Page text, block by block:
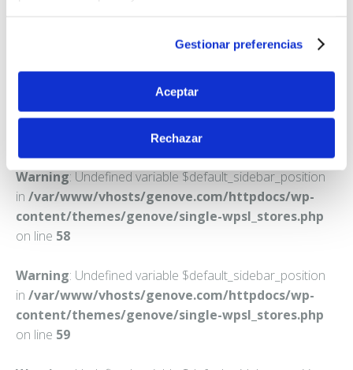
Gestionar preferencias
Aceptar
Rechazar
PZA. DE COMPOSTELA, 14
Warning: Undefined variable $default_sidebar_position
in /var/www/vhosts/genove.com/httpdocs/wp-
content/themes/genove/single-wpsl_stores.php
on line 58
Warning: Undefined variable $default_sidebar_position
in /var/www/vhosts/genove.com/httpdocs/wp-
content/themes/genove/single-wpsl_stores.php
on line 59